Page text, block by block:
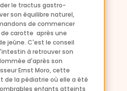
le tractus gastro-
son équilibre naturel,
de commencer
carotte après une
jeûne. C'est le conseil
à retrouver son
d'après son
Ernst Moro, cette
de la pédiatrie où elle a été
enfants atteints